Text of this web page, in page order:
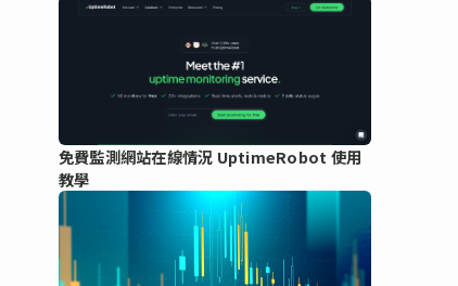
免費監測網站在線情況 UptimeRobot 使用
教學